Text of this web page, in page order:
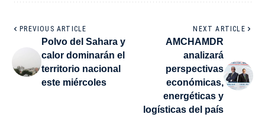
PREVIOUS ARTICLE
Polvo del Sahara y
calor dominarán el
territorio nacional
este miércoles
NEXT ARTICLE
AMCHAMDR
analizará
perspectivas
económicas,
energéticas y
logísticas del país